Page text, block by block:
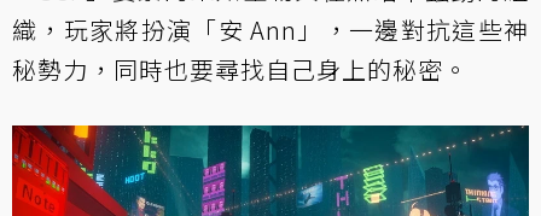
織，玩家將扮演「安 Ann」，一邊對抗這些神
秘勢力，同時也要尋找自己身上的秘密。